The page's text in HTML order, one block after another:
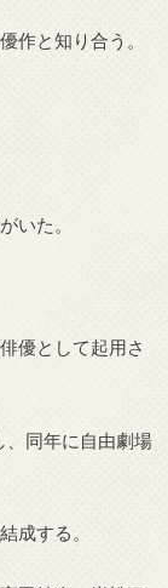
作と知り合う。
いた。
優として起用さ
同年に自由劇場
成する。